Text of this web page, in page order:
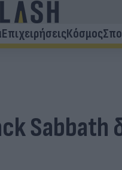
ΕπιχειρήσειςΚόσμος
Sabbath